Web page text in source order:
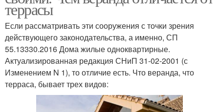
террасы
Если рассматривать эти сооружения с точки зрения
действующего законодательства, а именно, СП
55.13330.2016 Дома жилые одноквартирные.
Актуализированная редакция СНиП 31-02-2001 (с
Изменением N 1), то отличие есть. Что веранда, что
терраса, бывает трех видов: